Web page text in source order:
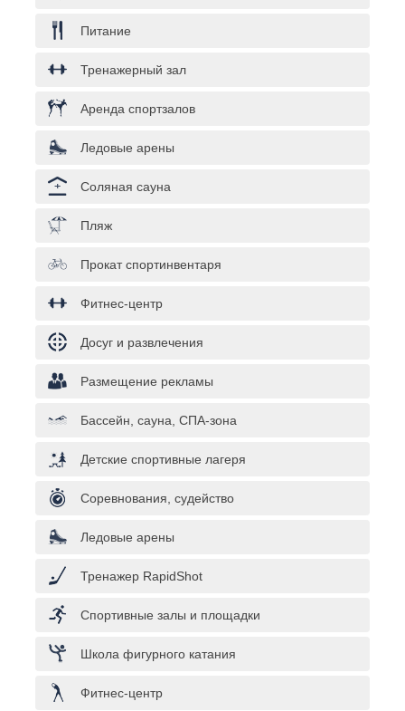
Питание
Тренажерный зал
Аренда спортзалов
Ледовые арены
Соляная сауна
Пляж
Прокат спортинвентаря
Фитнес-центр
Досуг и развлечения
Размещение рекламы
Бассейн, сауна, СПА-зона
Детские спортивные лагеря
Соревнования, судейство
Ледовые арены
Тренажер RapidShot
Спортивные залы и площадки
Школа фигурного катания
Фитнес-центр